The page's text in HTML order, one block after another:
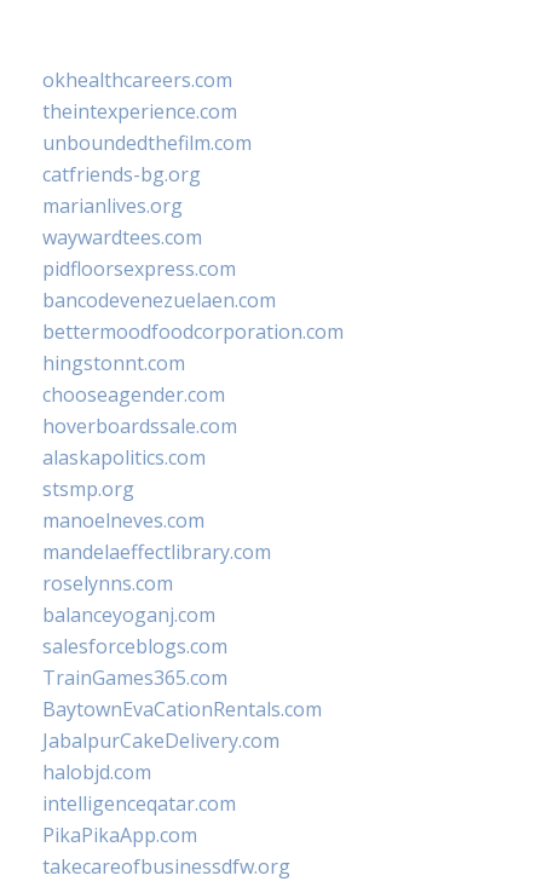
okhealthcareers.com
theintexperience.com
unboundedthefilm.com
catfriends-bg.org
marianlives.org
waywardtees.com
pidfloorsexpress.com
bancodevenezuelaen.com
bettermoodfoodcorporation.com
hingstonnt.com
chooseagender.com
hoverboardssale.com
alaskapolitics.com
stsmp.org
manoelneves.com
mandelaeffectlibrary.com
roselynns.com
balanceyoganj.com
salesforceblogs.com
TrainGames365.com
BaytownEvaCationRentals.com
JabalpurCakeDelivery.com
halobjd.com
intelligenceqatar.com
PikaPikaApp.com
takecareofbusinessdfw.org